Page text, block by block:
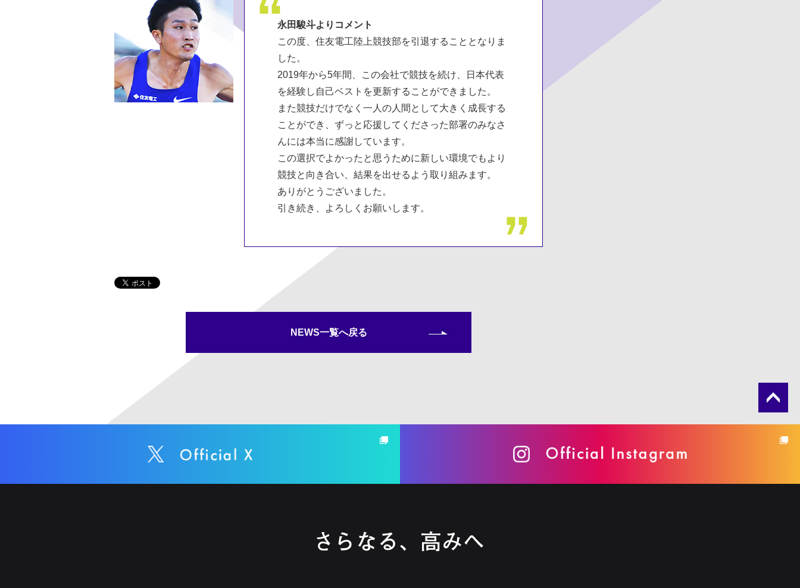
永田駿斗よりコメント
この度、住友電工陸上競技部を引退することとなりま
した。
2019年から5年間、この会社で競技を続け、日本代表
を経験し自己ベストを更新することができました。
また競技だけでなく一人の人間として大きく成長する
ことができ、ずっと応援してくださった部署のみなさ
んには本当に感謝しています。
この選択でよかったと思うために新しい環境でもより
競技と向き合い、結果を出せるよう取り組みます。
ありがとうございました。
引き続き、よろしくお願いします。
NEWS一覧へ戻る